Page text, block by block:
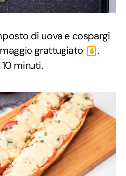
di uova e cospargi
grattugiato
6 .
minuti.